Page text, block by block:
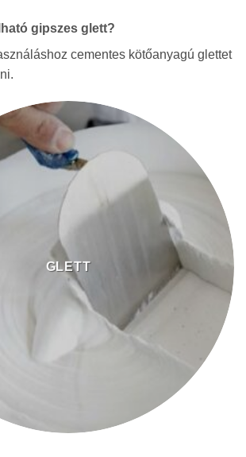
gipszes glett?
cementes kötőanyagú glettet
GLETT